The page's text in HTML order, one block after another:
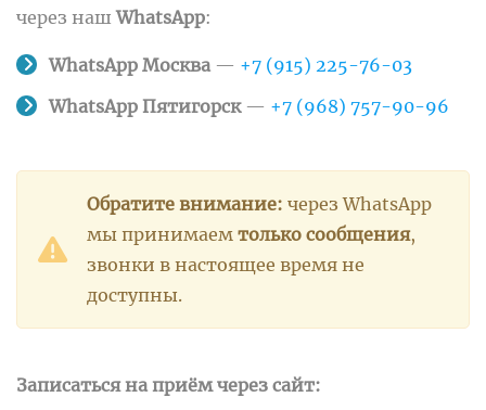
через нашWhatsApp:
WhatsApp Москва — +7 (915) 225-76-03
WhatsApp Пятигорск— +7 (968) 757-90-96
Обратите внимание: через WhatsApp
мы принимаем только сообщения,
звонки в настоящее время не
доступны.
Записаться на приём через сайт: